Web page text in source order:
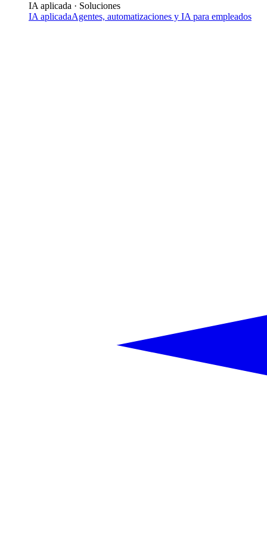
IA aplicada · Soluciones
IA aplicadaAgentes, automatizaciones y IA para empleados